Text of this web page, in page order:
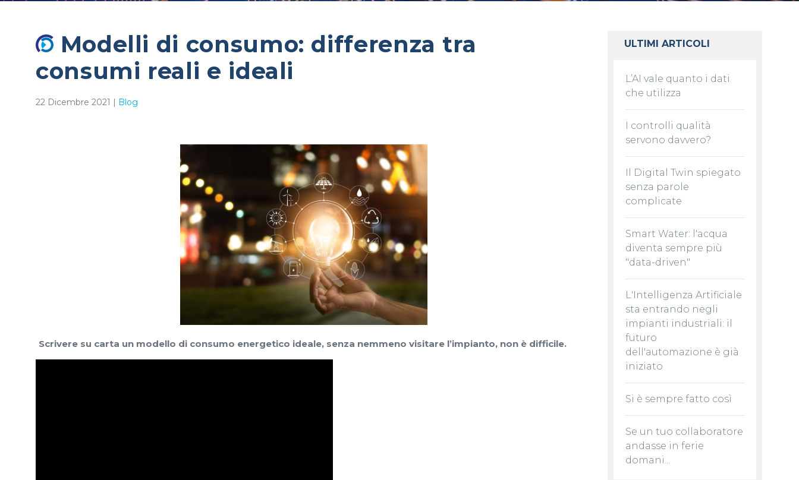
Modelli di consumo: differenza tra
consumi reali e ideali
22 Dicembre 2021 | Blog
Scrivere su carta un modello di consumo energetico ideale, senza nemmeno visitare l’impianto, non è difficile.
ULTIMI ARTICOLI
L’AI vale quanto i dati
che utilizza
I controlli qualità
servono davvero?
Il Digital Twin spiegato
senza parole
complicate
Smart Water: l'acqua
diventa sempre più
"data-driven"
L'Intelligenza Artificiale
sta entrando negli
impianti industriali: il
futuro
dell'automazione è già
iniziato
Si è sempre fatto così
Se un tuo collaboratore
andasse in ferie
domani...